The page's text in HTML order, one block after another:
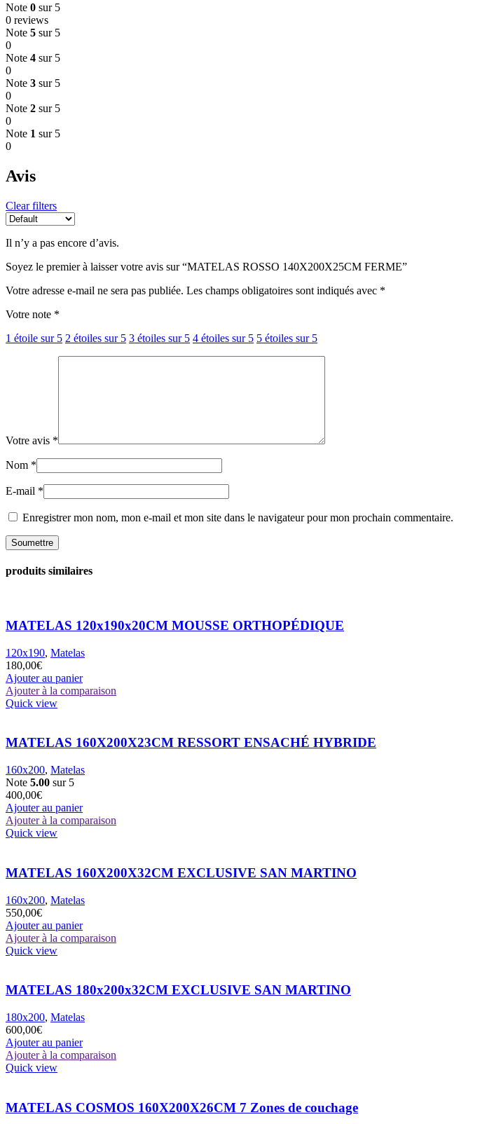
Note 0 sur 5
0 reviews
Note 5 sur 5
0
Note 4 sur 5
0
Note 3 sur 5
0
Note 2 sur 5
0
Note 1 sur 5
0
Avis
Clear filters
Il n’y a pas encore d’avis.
Soyez le premier à laisser votre avis sur “MATELAS ROSSO 140X200X25CM FERME”
Votre adresse e-mail ne sera pas publiée. Les champs obligatoires sont indiqués avec *
Votre note *
1 étoile sur 5 2 étoiles sur 5 3 étoiles sur 5 4 étoiles sur 5 5 étoiles sur 5
Votre avis *
Nom *
E-mail *
Enregistrer mon nom, mon e-mail et mon site dans le navigateur pour mon prochain commentaire.
produits similaires
MATELAS 120x190x20CM MOUSSE ORTHOPÉDIQUE
120x190, Matelas
180,00€
Ajouter au panier
Ajouter à la comparaison
Quick view
MATELAS 160X200X23CM RESSORT ENSACHÉ HYBRIDE
160x200, Matelas
Note 5.00 sur 5
400,00€
Ajouter au panier
Ajouter à la comparaison
Quick view
MATELAS 160X200X32CM EXCLUSIVE SAN MARTINO
160x200, Matelas
550,00€
Ajouter au panier
Ajouter à la comparaison
Quick view
MATELAS 180x200x32CM EXCLUSIVE SAN MARTINO
180x200, Matelas
600,00€
Ajouter au panier
Ajouter à la comparaison
Quick view
MATELAS COSMOS 160X200X26CM 7 Zones de couchage